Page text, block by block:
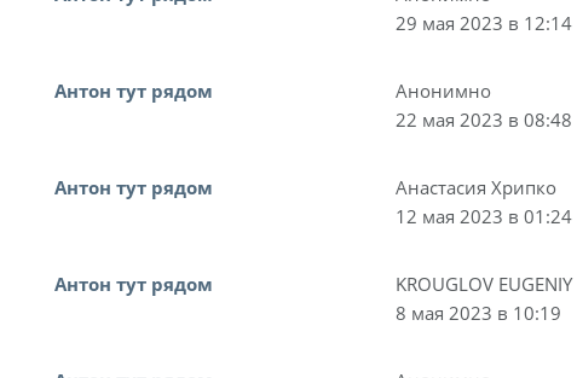
29 мая 2023 в 12:14
Антон тут рядом
Анонимно
22 мая 2023 в 08:48
Антон тут рядом
Анастасия Хрипко
12 мая 2023 в 01:24
Антон тут рядом
KROUGLOV EUGENIY
8 мая 2023 в 10:19